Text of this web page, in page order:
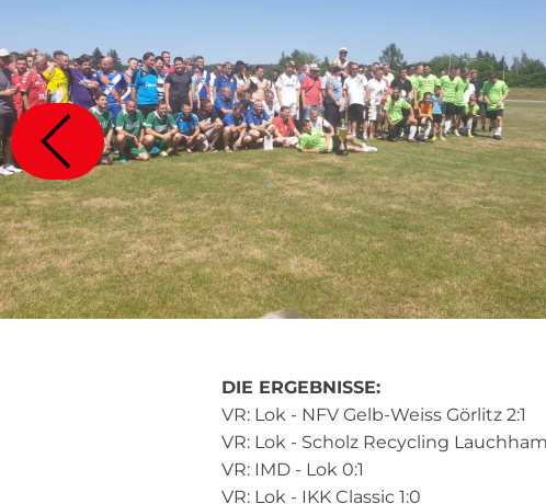
DIE ERGEBNISSE:
VR: Lok - NFV Gelb-Weiss Görlitz 2:1
VR: Lok - Scholz Recycling
VR: IMD - Lok 0:1
VR: Lok - IKK Classic 1:0